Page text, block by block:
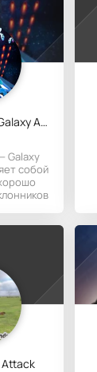
Space Shooter - Galaxy Attack
Galaxy
собой
Attack